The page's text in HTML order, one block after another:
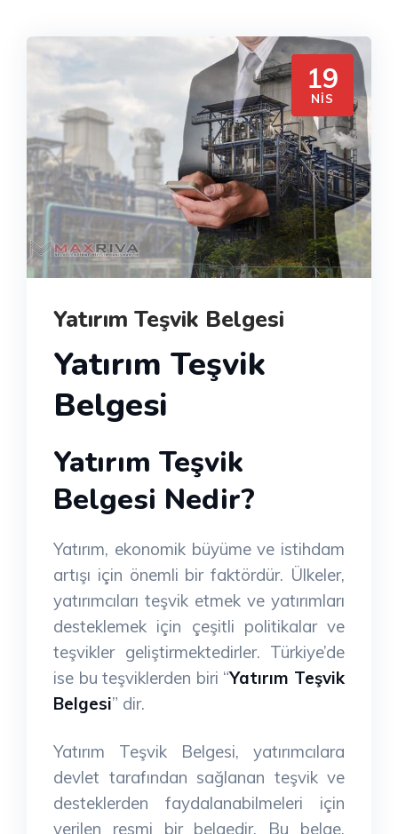
19
NIS
Yatırım Teşvik Belgesi
Yatırım Teşvik
Belgesi
Yatırım Teşvik
Belgesi Nedir?
Yatırım, ekonomik büyüme ve istihdam
artışı için önemli bir faktördür. Ülkeler,
yatırımcıları teşvik etmek ve yatırımları
desteklemek için çeşitli politikalar ve
teşvikler geliştirmektedirler. Türkiye’de
ise bu teşviklerden biri “Yatırım Teşvik
Belgesi” dir.
Yatırım Teşvik Belgesi, yatırımcılara
devlet tarafından sağlanan teşvik ve
desteklerden faydalanabilmeleri için
verilen resmi bir belgedir. Bu belge,